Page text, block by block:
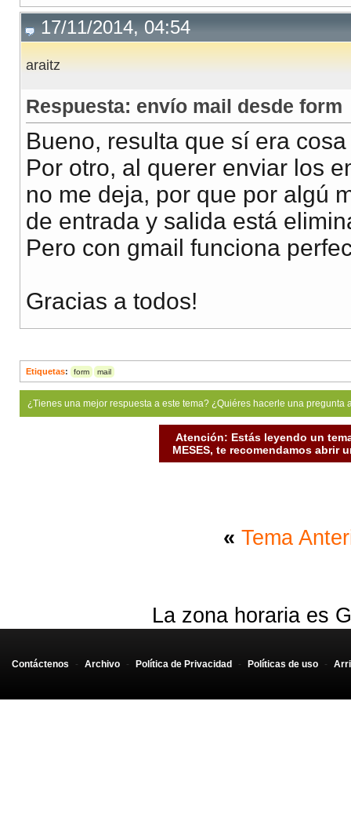
17/11/2014, 04:54
araitz
Respuesta: envío mail desde form
Bueno, resulta que sí era
Por otro, al querer enviar los
no me deja, por que por algú
de entrada y salida está
Pero con gmail funciona
Gracias a todos!
Etiquetas: form mail
¿Tienes una mejor respuesta a este tema? ¿Quiéres hacerle una
Atención: Estás leyendo un
MESES, te recomendamos abrir
« Tema
La zona horaria es
Contáctenos - Archivo - Política de Privacidad - Políticas de uso -